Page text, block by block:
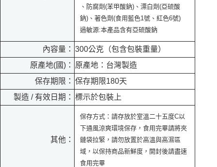
、防腐劑(苯甲酸鈉)、漂白劑(亞硫酸
鈉)、著色劑(食用藍色1號、紅色6號)
過敏源:本產品含有亞硫酸鈉
內容量： 300公克（包含包裝重量）
原產地(國)：
原產地：台灣製造
保存期限： 保存期限180天
製造 / 有效日期： 標示於包裝上
其他：
保存方式：請存放於室溫二十五度C以
下通風涼爽環境保存，食用完畢請將夾
鏈袋拉緊，請勿放置於高溫與高濕區
域，以保持商品新鮮度，開封後請盡速
食用完畢